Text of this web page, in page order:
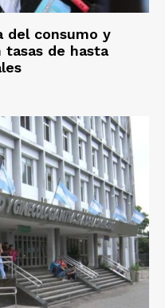
del consumo y
de hasta